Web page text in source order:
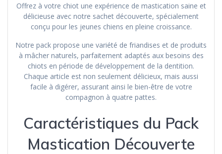
Offrez à votre chiot une expérience de mastication saine et
délicieuse avec notre sachet découverte, spécialement
conçu pour les jeunes chiens en pleine croissance.
Notre pack propose une variété de friandises et de produits
à mâcher naturels, parfaitement adaptés aux besoins des
chiots en période de développement de la dentition.
Chaque article est non seulement délicieux, mais aussi
facile à digérer, assurant ainsi le bien-être de votre
compagnon à quatre pattes.
Caractéristiques du Pack
Mastication Découverte